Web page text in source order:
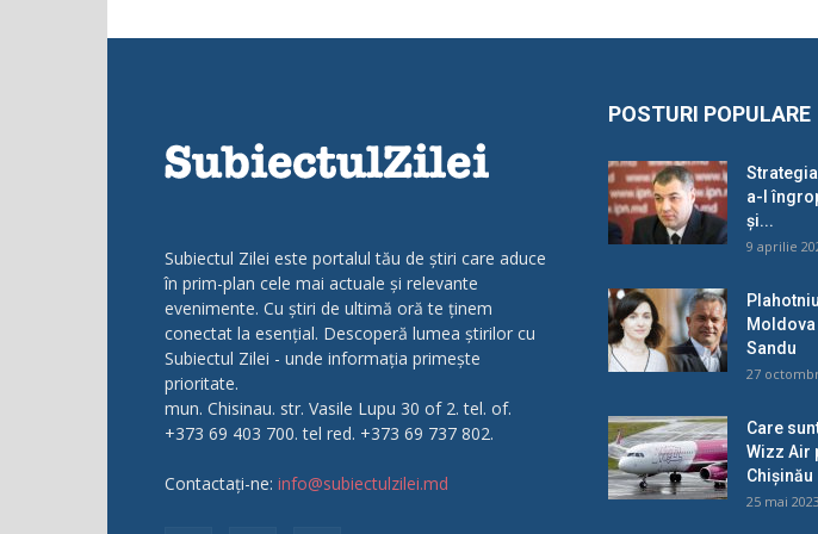
Subiectul Zilei este portalul tău de știri care aduce
în prim-plan cele mai actuale și relevante
evenimente. Cu știri de ultimă oră te ținem
conectat la esențial. Descoperă lumea știrilor cu
Subiectul Zilei - unde informația primește
prioritate.
mun. Chisinau. str. Vasile Lupu 30 of 2. tel. of.
+373 69 403 700. tel red. +373 69 737 802.
Contactați-ne: info@subiectulzilei.md
POSTURI POPULARE
a-l
și...
9 aprilie
Sandu
27
Care
Wizz Air
Chișinău
25 mai 2023